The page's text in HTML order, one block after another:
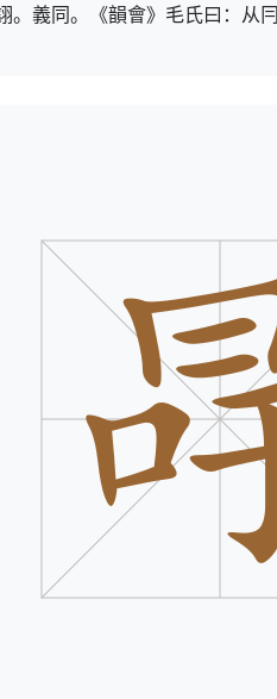
。義同。《韻會》毛氏曰：从